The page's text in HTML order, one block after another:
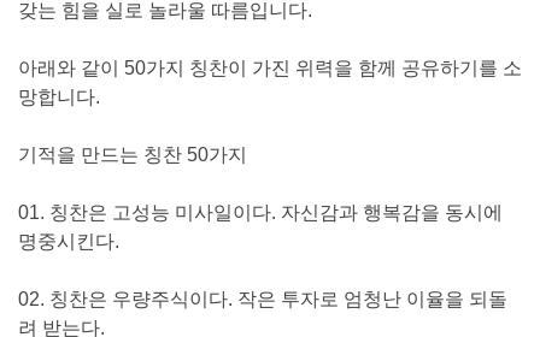
갖는 힘을 실로 놀라울 따름입니다.
아래와 같이 50가지 칭찬이 가진 위력을 함께 공유하기를 소
망합니다.
기적을 만드는 칭찬 50가지
01. 칭찬은 고성능 미사일이다. 자신감과 행복감을 동시에
명중시킨다.
02. 칭찬은 우량주식이다. 작은 투자로 엄청난 이율을 되돌
려 받는다.